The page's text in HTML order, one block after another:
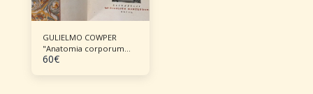
GULIELMO COWPER
"Anatomia corporum
Humanorum"
60€